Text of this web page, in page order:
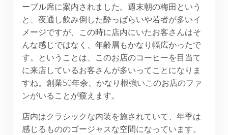
ーブル席に案内されました。週末朝の梅田という
と、夜通し飲み倒した酔っぱらいや若者が多いイ
メージですが、この時に店内にいたお客さんはそ
んな感じではなく、年齢層もかなり幅広かったで
す。ということは、このお店のコーヒーを目当て
に来店しているお客さんが多いってことになりま
すね。創業50年余、かなり根強いこのお店のファ
ンがいることが窺えます。
店内はクラシックな内装を施されていて、年季は
感じるもののゴージャスな空間になっています。